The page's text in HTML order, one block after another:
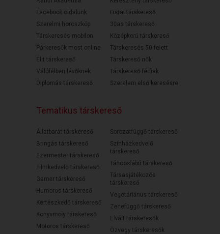
Facebook oldalunk
Szerelmi horoszkóp
Társkeresés mobilon
Párkeresők most online
Elit társkereső
Válófélben lévőknek
Diplomás társkereső
Fiatal társkereső
30as társkereső
Középkorú társkereső
Társkeresés 50 felett
Társkereső nők
Társkereső férfiak
Szerelem első keresésre
Tematikus társkereső
Állatbarát társkereső
Bringás társkereső
Ezermester társkereső
Filmkedvelő társkereső
Gamer társkereső
Humoros társkereső
Kertészkedő társkereső
Könyvmoly társkereső
Motoros társkereső
Sorozatfüggő társkereső
Színházkedvelő
társkereső
Táncoslábú társkereső
Társasjátékozós
társkereső
Vegetáriánus társkereső
Zenefüggő társkereső
Elvált társkeresők
Özvegy társkeresők